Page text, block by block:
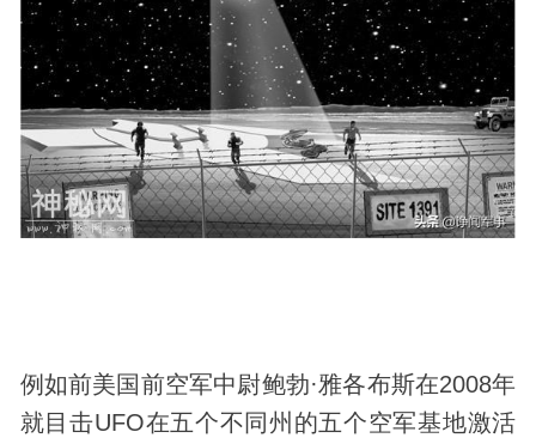
例如前美国前空军中尉鲍勃·雅各布斯在2008年
就目击UFO在五个不同州的五个空军基地激活